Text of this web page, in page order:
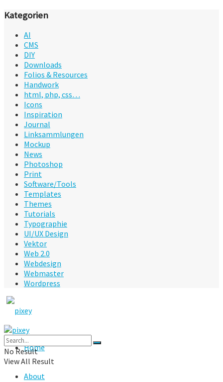
Kategorien
AI
CMS
DIY
Downloads
Folios & Resources
Handwork
html, php, css…
Icons
Inspiration
Journal
Linksammlungen
Mockup
News
Photoshop
Print
Software/Tools
Templates
Themes
Tutorials
Typographie
UI/UX Design
Vektor
Web 2.0
Webdesign
Webmaster
Wordpress
Home
About
No Result
View All Result